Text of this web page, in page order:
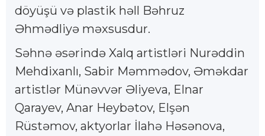
döyüşü və plastik həll Bəhruz
Əhmədliyə məxsusdur.
Səhnə əsərində Xalq artistləri Nurəddin
Mehdixanlı, Sabir Məmmədov, Əməkdar
artistlər Münəvvər Əliyeva, Elnar
Qarayev, Anar Heybətov, Elşən
Rüstəmov, aktyorlar İlahə Həsənova,